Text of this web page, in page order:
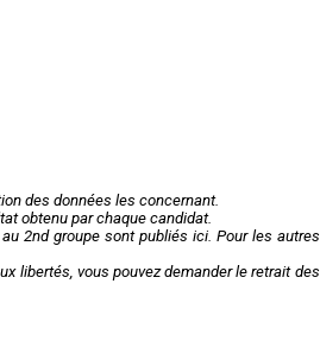
des données les concernant.
obtenu par chaque candidat.
2nd groupe sont publiés ici. Pour les autres
libertés, vous pouvez demander le retrait des